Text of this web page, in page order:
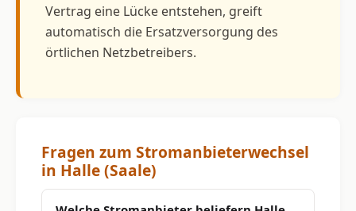
Vertrag eine Lücke entstehen, greift
automatisch die Ersatzversorgung des
örtlichen Netzbetreibers.
Fragen zum Stromanbieterwechsel
in Halle (Saale)